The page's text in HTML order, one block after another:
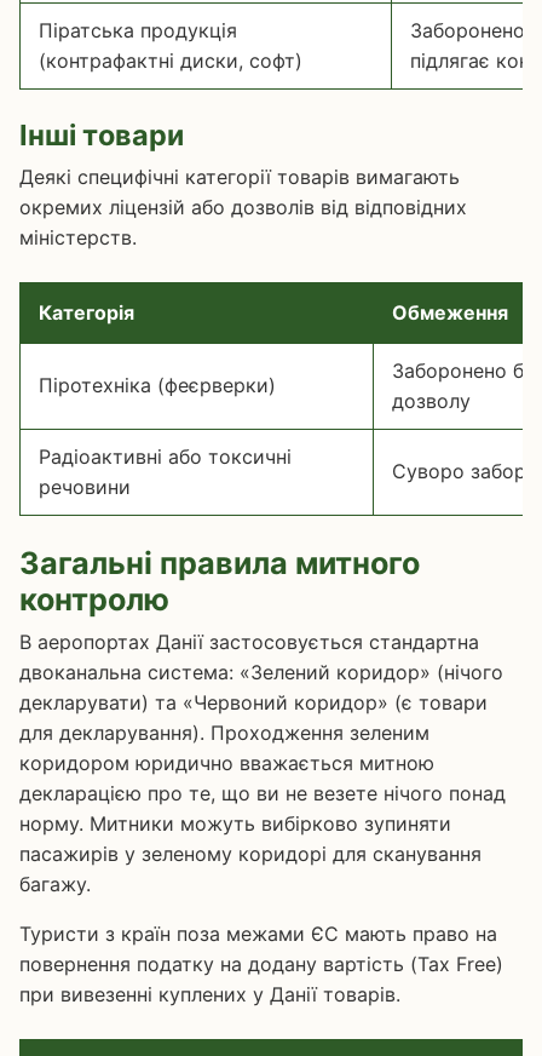
Піратська продукція
(контрафактні диски, софт)
Заборонено
підлягає
Інші товари
Деякі специфічні категорії товарів вимагають
окремих ліцензій або дозволів від відповідних
міністерств.
Категорія Обмеження
Піротехніка (феєрверки)
Заборонено
дозволу
Радіоактивні або токсичні
речовини
Суворо
Загальні правила митного
контролю
В аеропортах Данії застосовується стандартна
двоканальна система: «Зелений коридор» (нічого
декларувати) та «Червоний коридор» (є товари
для декларування). Проходження зеленим
коридором юридично вважається митною
декларацією про те, що ви не везете нічого понад
норму. Митники можуть вибірково зупиняти
пасажирів у зеленому коридорі для сканування
багажу.
Туристи з країн поза межами ЄС мають право на
повернення податку на додану вартість (Tax Free)
при вивезенні куплених у Данії товарів.